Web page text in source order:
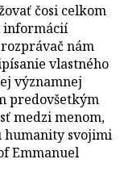
čosi celkom
informácií
nám
vlastného
významnej
predovšetkým
medzi menom,
humanity svojimi
Emmanuel